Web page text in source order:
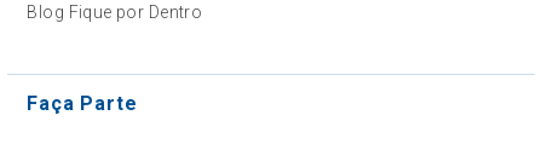
Blog Fique por Dentro
Faça Parte